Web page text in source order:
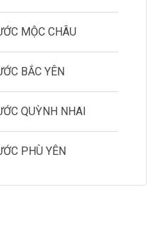
MỘC CHÂU
BẮC YÊN
QUỲNH NHAI
PHÙ YÊN